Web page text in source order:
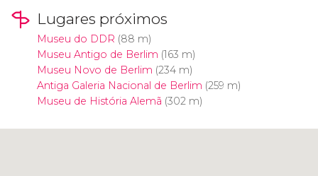
Lugares próximos
Museu do DDR (88 m)
Museu Antigo de Berlim (163 m)
Museu Novo de Berlim (234 m)
Antiga Galeria Nacional de Berlim (259 m)
Museu de História Alemã (302 m)